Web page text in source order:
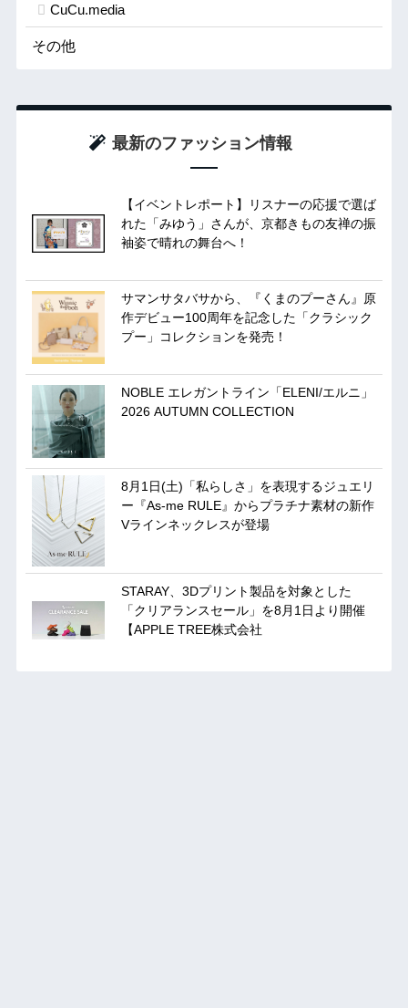
CuCu.media
その他
最新のファッション情報
【イベントレポート】リスナーの応援で選ば
れた「みゆう」さんが、京都きもの友禅の振
袖姿で晴れの舞台へ！
サマンサタバサから、『くまのプーさん』原
作デビュー100周年を記念した「クラシック
プー」コレクションを発売！
NOBLE エレガントライン「ELENI/エルニ」
2026 AUTUMN COLLECTION
8月1日(土)「私らしさ」を表現するジュエリ
ー『As-me RULE』からプラチナ素材の新作
Vラインネックレスが登場
STARAY、3Dプリント製品を対象とした
「クリアランスセール」を8月1日より開催
【APPLE TREE株式会社